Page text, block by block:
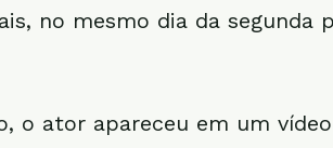
no mesmo dia da segunda
o ator apareceu em um